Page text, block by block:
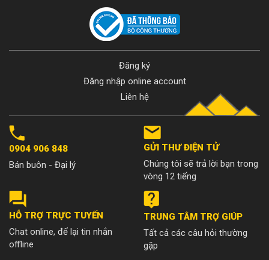
Đăng ký
Đăng nhập online account
Liên hệ
0904 906 848
Bán buôn - Đại lý
GỬI THƯ ĐIỆN TỬ
Chúng tôi sẽ trả lời bạn trong
vòng 12 tiếng
HỖ TRỢ TRỰC TUYẾN
Chat online, để lại tin nhắn
offline
TRUNG TÂM TRỢ GIÚP
Tất cả các câu hỏi thường
gặp